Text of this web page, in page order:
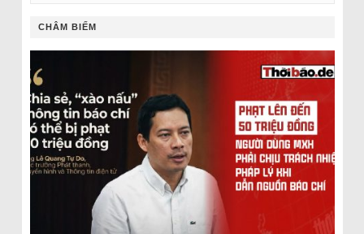
CHÂM BIẾM